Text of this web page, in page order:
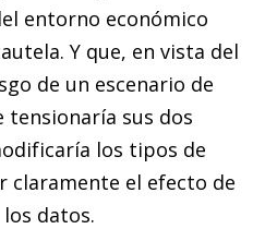
entorno económico
Y que, en vista del
de un escenario de
tensionaría sus dos
los tipos de
claramente el efecto de
datos.